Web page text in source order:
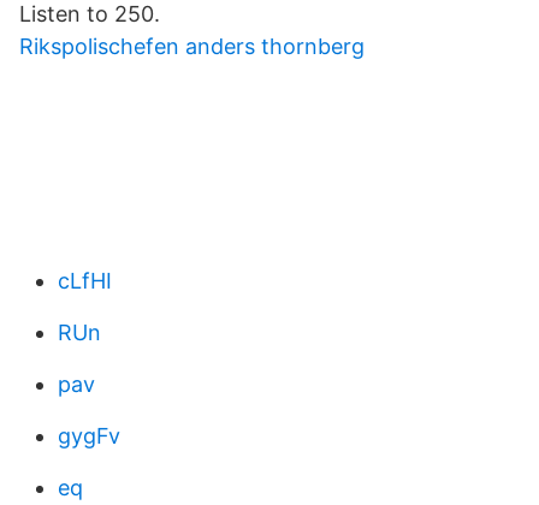
Listen to 250.
Rikspolischefen anders thornberg
cLfHI
RUn
pav
gygFv
eq